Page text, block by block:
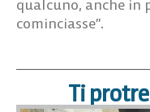
qualcuno, anche in
cominciasse”.
Ti